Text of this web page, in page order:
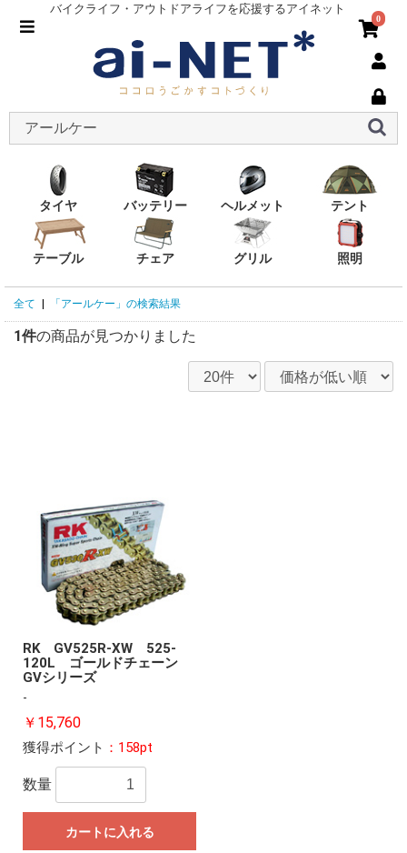
バイクライフ・アウトドアライフを応援するアイネット
0
タイヤ バッテリー ヘルメット テント
テーブル チェア グリル 照明
全て 「アールケー」の検索結果
1件の商品が見つかりました
RK GV525R-XW 525-
120L ゴールドチェーン
GVシリーズ
-
￥15,760
獲得ポイント ：158pt
数量
カートに入れる